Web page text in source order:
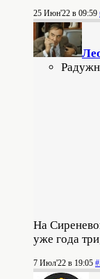
25 Июн'22 в 09:59
На
уже года
7 Июл'22 в 19:05